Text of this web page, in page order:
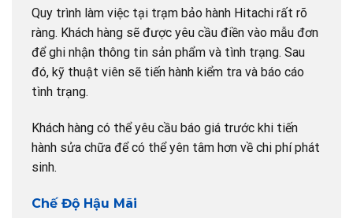
Quy trình làm việc tại trạm bảo hành Hitachi rất rõ
ràng. Khách hàng sẽ được yêu cầu điền vào mẫu đơn
để ghi nhận thông tin sản phẩm và tình trạng. Sau
đó, kỹ thuật viên sẽ tiến hành kiểm tra và báo cáo
tình trạng.
Khách hàng có thể yêu cầu báo giá trước khi tiến
hành sửa chữa để có thể yên tâm hơn về chi phí phát
sinh.
Chế Độ Hậu Mãi